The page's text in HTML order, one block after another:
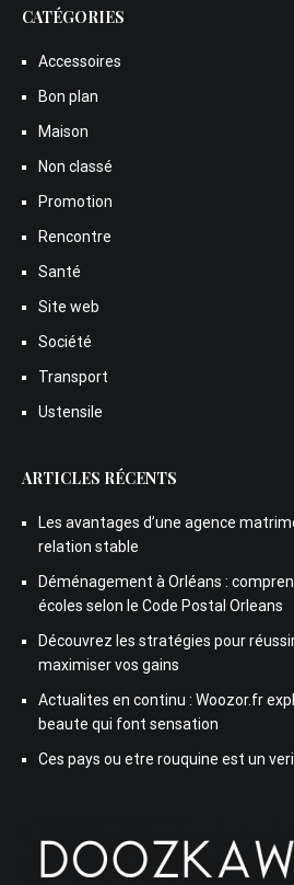
CATÉGORIES
Accessoires
Bon plan
Maison
Non classé
Promotion
Rencontre
Santé
Site web
Société
Transport
Ustensile
ARTICLES RÉCENTS
Les avantages d’une agence
relation stable
Déménagement à Orléans :
écoles selon le Code Postal Orleans
Découvrez les stratégies pour
maximiser vos gains
Actualites en continu : Woozor.fr
beaute qui font sensation
Ces pays ou etre rouquine est un